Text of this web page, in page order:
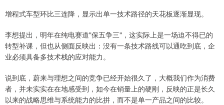
增程式车型环比三连降，显示出单一技术路径的天花板逐渐显现。
李想提出，明年在纯电赛道"保五争三"，这实际上是一场迫不得已的
转型补课，但也从侧面反映出：没有一条技术路线可以通吃到底，企
业必须具备多技术栈的应对能力。
说到底，蔚来与理想之间的竞争已经开始很久了，大概我们作为消费
者，并未实实在在地感受到，如今在销量上的硬刚，反映的正是长久
以来的战略思维与系统能力的比拼，而不是单一产品之间的比较。